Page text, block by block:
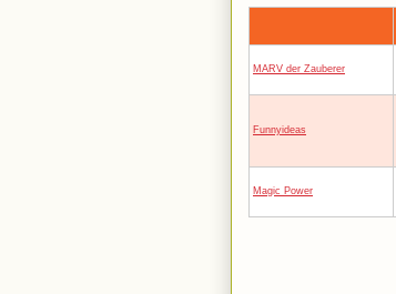
MARV der Zauberer
Funnyideas
Magic Power